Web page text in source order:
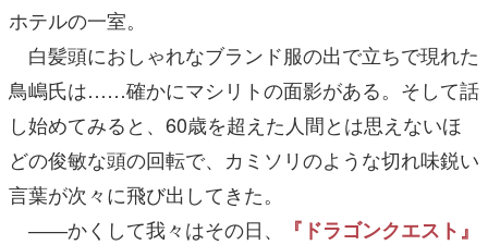
ホテルの一室。
白髪頭におしゃれなブランド服の出で立ちで現れた
鳥嶋氏は……確かにマシリトの面影がある。そして話
し始めてみると、60歳を超えた人間とは思えないほ
どの俊敏な頭の回転で、カミソリのような切れ味鋭い
言葉が次々に飛び出してきた。
――かくして我々はその日、
『ドラゴンクエスト』